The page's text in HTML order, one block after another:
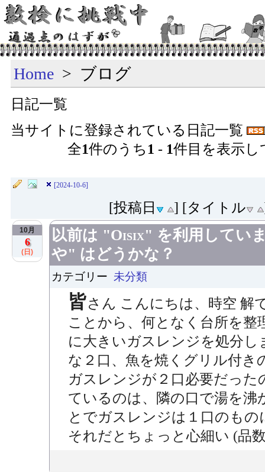
Home > ブログ
日記一覧
当サイトに登録されている日記一覧
全1件のうち 1 - 1件目を表示し
[2024-10-6]
[投稿日 ] [タイトル
10月
6
(日)
以前は "Oisix" を利用してい
や" はどうかな？
カテゴリー 未分類
皆さん こんにちは、時空 解
ことから、何となく台所を
に大きいガスレンジを処分
な２口、魚を焼くグリル付き
ガスレンジが２口必要だっ
ているのは、隣の口で湯を沸
とでガスレンジは１口のも
それだとちょっと心細い (品